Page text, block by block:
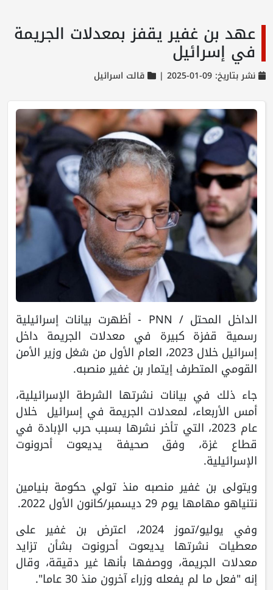
عهد بن غفير يقفز بمعدلات الجريمة
في إسرائيل
نشر بتاريخ: 09-01-2025 | قالت اسرائيل
الداخل المحتل / PNN - أظهرت بيانات إسرائيلية
رسمية قفزة كبيرة في معدلات الجريمة داخل
إسرائيل خلال 2023، العام الأول من شغل وزير الأمن
القومي المتطرف إيتمار بن غفير منصبه.
جاء ذلك في بيانات نشرتها الشرطة الإسرائيلية،
أمس الأربعاء، لمعدلات الجريمة في إسرائيل خلال
عام 2023، التي تأخر نشرها بسبب حرب الإبادة في
قطاع غزة، وفق صحيفة يديعوت أحرونوت
الإسرائيلية.
ويتولى بن غفير منصبه منذ تولي حكومة بنيامين
نتنياهو مهامها يوم 29 ديسمبر/كانون الأول 2022.
وفي يوليو/تموز 2024، اعترض بن غفير على
معطيات نشرتها يديعوت أحرونوت بشأن تزايد
معدلات الجريمة، ووصفها بأنها غير دقيقة، وقال
إنه "فعل ما لم يفعله وزراء آخرون منذ 30 عاما".